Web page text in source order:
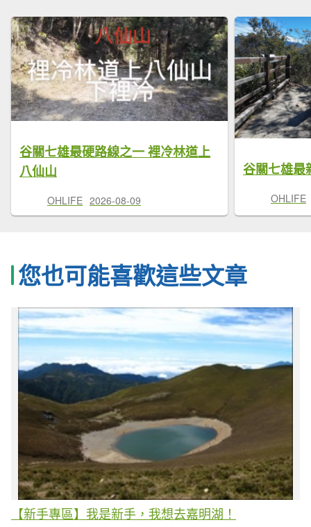
谷關七雄最硬路線之一 裡冷林道上
八仙山
OHLIFE 2026-08-09
谷關七雄最
OHLIFE
您也可能喜歡這些文章
【新手專區】我是新手，我想去嘉明湖！